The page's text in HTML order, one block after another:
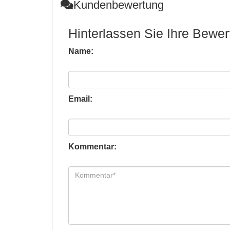
Kundenbewertung
Hinterlassen Sie Ihre
Name:
Email:
Kommentar: